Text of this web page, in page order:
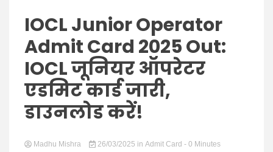
Hindi
News
IOCL Junior Operator
Admit Card 2025 Out:
IOCL जूनियर ऑपरेटर
एडमिट कार्ड जारी,
डाउनलोड करें!
Madhu Mishra 26/03/2025 in Admit Card - 0 Minutes